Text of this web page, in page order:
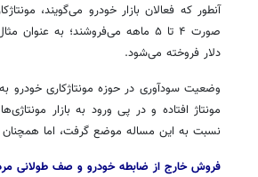
دلار فروخته می‌شود.
وضعیت سودآوری در حوزه مونتاژکاری خودرو
مونتاژ افتاده و در پی ورود به بازار
نسبت به این مساله موضع گرفت، اما همچنان
فروش خارج از ضابطه خودرو و صف طولانی